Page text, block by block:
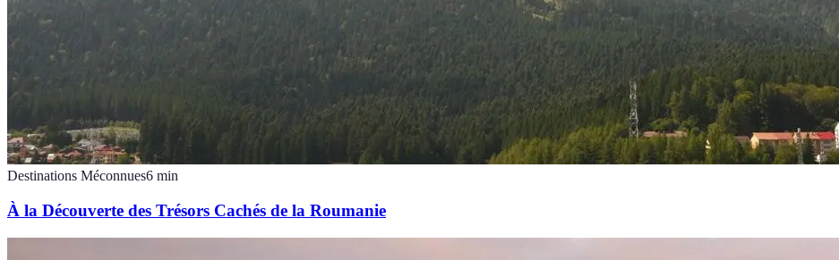
Destinations Méconnues6 min
À la Découverte des Trésors Cachés de la Roumanie